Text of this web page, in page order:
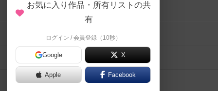
お気に入り作品・所有リストの共
有
ログイン / 会員登録（10秒）
Google X
Apple Facebook
メカニクス特集
掲示板・トピックス
ボドとも・会員一覧
ボードゲーム業界コラム